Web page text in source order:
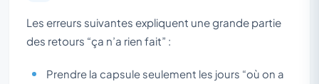
Les erreurs suivantes expliquent une grande partie
des retours “ça n’a rien fait” :
Prendre la capsule seulement les jours “où on a